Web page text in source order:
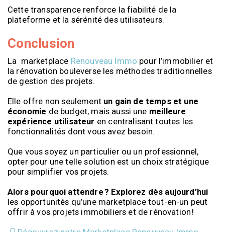
Cette transparence renforce la fiabilité de la
plateforme et la sérénité des utilisateurs.
Conclusion
La marketplace Renouveau Immo pour l’immobilier et
la rénovation bouleverse les méthodes traditionnelles
de gestion des projets.
Elle offre non seulement un gain de temps et une
économie de budget, mais aussi une meilleure
expérience utilisateur en centralisant toutes les
fonctionnalités dont vous avez besoin.
Que vous soyez un particulier ou un professionnel,
opter pour une telle solution est un choix stratégique
pour simplifier vos projets.
Alors pourquoi attendre ? Explorez dès aujourd’hui
les opportunités qu’une marketplace tout-en-un peut
offrir à vos projets immobiliers et de rénovation !